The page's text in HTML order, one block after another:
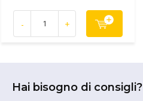
- +
Hai bisogno di consigli?